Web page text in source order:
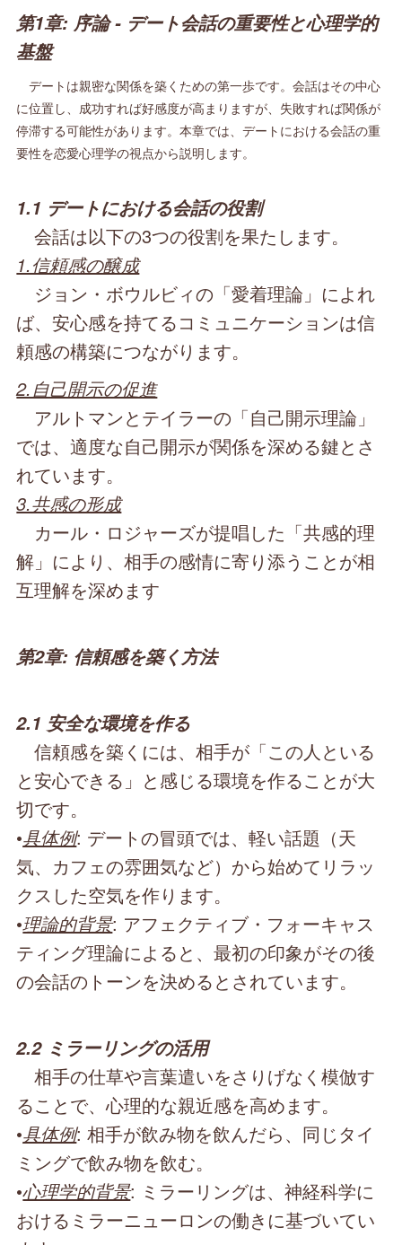
第1章: 序論 - デート会話の重要性と心理学的
基盤
デートは親密な関係を築くための第一歩です。会話はその中心
に位置し、成功すれば好感度が高まりますが、失敗すれば関係が
停滞する可能性があります。本章では、デートにおける会話の重
要性を恋愛心理学の視点から説明します。
1.1 デートにおける会話の役割
会話は以下の3つの役割を果たします。
1.信頼感の醸成
ジョン・ボウルビィの「愛着理論」によれ
ば、安心感を持てるコミュニケーションは信
頼感の構築につながります。
2.自己開示の促進
アルトマンとテイラーの「自己開示理論」
では、適度な自己開示が関係を深める鍵とさ
れています。
3.共感の形成
カール・ロジャーズが提唱した「共感的理
解」により、相手の感情に寄り添うことが相
互理解を深めます
第2章: 信頼感を築く方法
2.1 安全な環境を作る
信頼感を築くには、相手が「この人といる
と安心できる」と感じる環境を作ることが大
切です。
•具体例: デートの冒頭では、軽い話題（天
気、カフェの雰囲気など）から始めてリラッ
クスした空気を作ります。
•理論的背景: アフェクティブ・フォーキャス
ティング理論によると、最初の印象がその後
の会話のトーンを決めるとされています。
2.2 ミラーリングの活用
相手の仕草や言葉遣いをさりげなく模倣す
ることで、心理的な親近感を高めます。
•具体例: 相手が飲み物を飲んだら、同じタイ
ミングで飲み物を飲む。
•心理学的背景: ミラーリングは、神経科学に
おけるミラーニューロンの働きに基づいてい